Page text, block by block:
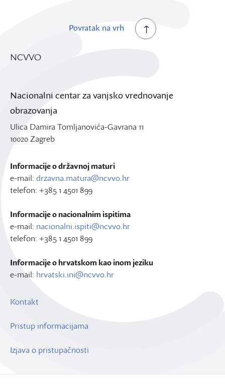
Povratak na vrh
NCVVO
Nacionalni centar za vanjsko vrednovanje
obrazovanja
Ulica Damira Tomljanovića-Gavrana 11
10020 Zagreb
Informacije o državnoj maturi
e-mail: drzavna.matura@ncvvo.hr
telefon: +385 1 4501 899
Informacije o nacionalnim ispitima
e-mail: nacionalni.ispiti@ncvvo.hr
telefon: +385 1 4501 899
Informacije o hrvatskom kao inom jeziku
e-mail: hrvatski.ini@ncvvo.hr
Kontakt
Pristup informacijama
Izjava o pristupačnosti